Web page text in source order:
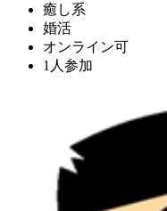
癒し系
婚活
オンライン可
1人参加